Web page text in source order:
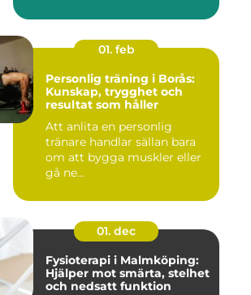
01. feb
Personlig träning i Borås:
Kunskap, trygghet och
resultat som håller
Att anlita en personlig
tränare handlar sällan bara
om att bygga muskler eller
gå ne...
01. dec
Fysioterapi i Malmköping:
Hjälper mot smärta, stelhet
och nedsatt funktion